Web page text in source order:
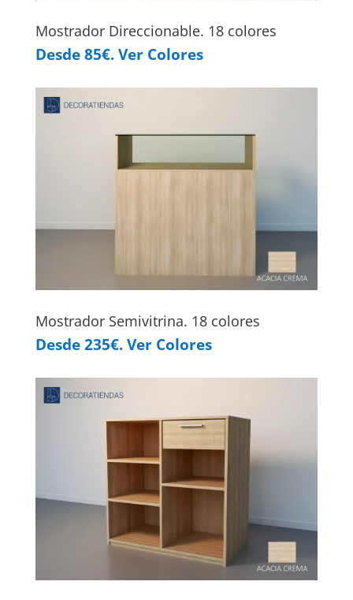
Mostrador Direccionable. 18 colores
Desde 85€. Ver Colores
Mostrador Semivitrina. 18 colores
Desde 235€. Ver Colores